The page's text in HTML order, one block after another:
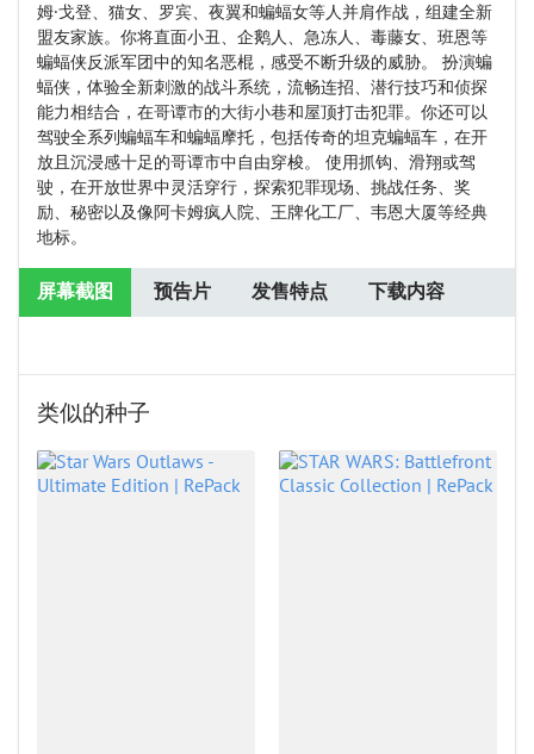
姆·戈登、猫女、罗宾、夜翼和蝙蝠女等人并肩作战，组建全新
盟友家族。你将直面小丑、企鹅人、急冻人、毒藤女、班恩等
蝙蝠侠反派军团中的知名恶棍，感受不断升级的威胁。 扮演蝙
蝠侠，体验全新刺激的战斗系统，流畅连招、潜行技巧和侦探
能力相结合，在哥谭市的大街小巷和屋顶打击犯罪。你还可以
驾驶全系列蝙蝠车和蝙蝠摩托，包括传奇的坦克蝙蝠车，在开
放且沉浸感十足的哥谭市中自由穿梭。 使用抓钩、滑翔或驾
驶，在开放世界中灵活穿行，探索犯罪现场、挑战任务、奖
励、秘密以及像阿卡姆疯人院、王牌化工厂、韦恩大厦等经典
地标。
屏幕截图 预告片 发售特点 下载内容
类似的种子